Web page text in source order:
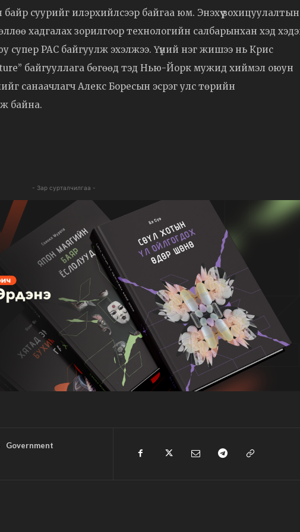
суурийг илэрхийлсээр байгаа юм. Энэхүү зохицуулалтын
хадгалах зорилгоор технологийн салбарынхан хэд
супер PAC байгуулж эхэлжээ. Үүний нэг жишээ нь Крис
байгууллага бөгөөд тэд Нью-Йорк мужид хиймэл оюун
санаачлагч Алекс Боресын эсрэг улс төрийн
байна.
- Зар сурталчилгаа -
Government